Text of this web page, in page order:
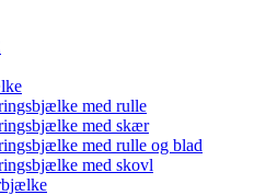
med rulle
med skær
med rulle og blad
med skovl